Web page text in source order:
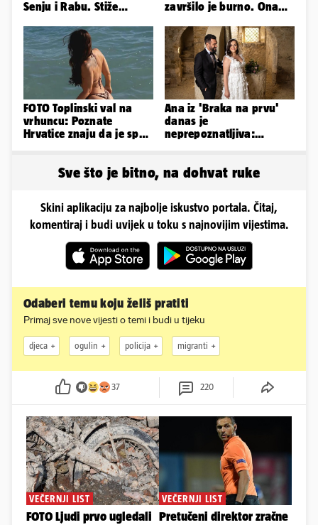
Senju i Rabu. Stiže
jaka bura
završilo je burno. Ona
FOTO Toplinski val na
vrhuncu: Poznate
Hrvatice znaju da je spas
Ana iz 'Braka na prvu'
danas je
neprepoznatljiva:
Sve što je bitno, na dohvat ruke
Skini aplikaciju za najbolje iskustvo portala. Čitaj,
komentiraj i budi uvijek u toku s najnovijim vijestima.
Odaberi temu koju želiš pratiti
Primaj sve nove vijesti o temi i budi u tijeku
djeca ogulin policija migranti
37 220